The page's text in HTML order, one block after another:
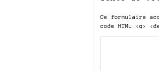
Ce formulaire
code HTML <q>